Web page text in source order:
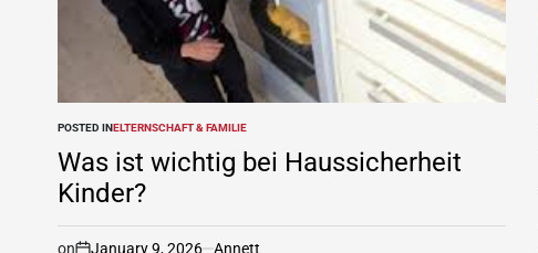
POSTED INELTERNSCHAFT & FAMILIE
Was ist wichtig bei Haussicherheit
Kinder?
on January 9, 2026 Annett